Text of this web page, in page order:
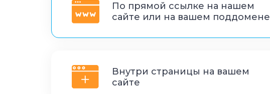
По прямой ссылке на нашем
сайте или на вашем поддомене
Внутри страницы на вашем
сайте